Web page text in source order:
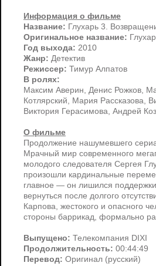
Информация о фильме
Название: Глухарь 3.
Оригинальное название:
Год выхода: 2010
Жанр: Детектив
Режиссер: Тимур Алпатов
В ролях:
Максим Аверин, Денис Рожков,
Котлярский, Мария Рассказова,
Виктория Герасимова, Андрей
О фильме
Продолжение нашумевшего
Мрачный мир современного
молодого следователя Сергея
произошли кардинальные
главное — он лишился
вернуться после долгого
Карпова, жестокого и опасного
стороны баррикад, формально
Выпущено: Телекомпания DIXI
Продолжительность: 00:44:49
Перевод: Оригинал (русский)